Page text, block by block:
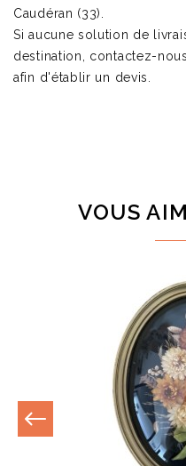
Caudéran (33).
Si aucune solution de
destination, contactez-
afin d'établir un devis.
VOUS